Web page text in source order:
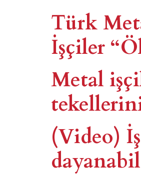
Türk
İşçiler
Metal
(Video)